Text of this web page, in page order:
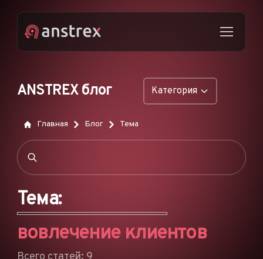
ANSTREX блог Категория
ОБЩИЕ
НАТИВНАЯ РЕКЛАМА
РЕКЛАМА В TIKTOK
Главная Блог Тема
Тема:
вовлечение клиентов